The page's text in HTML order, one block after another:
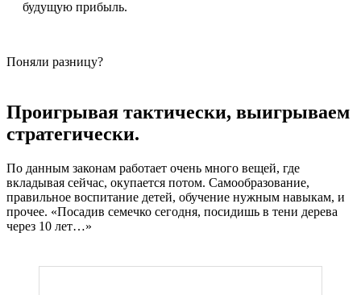
будущую прибыль.
Поняли разницу?
Проигрывая тактически, выигрываем
стратегически.
По данным законам работает очень много вещей, где
вкладывая сейчас, окупается потом. Самообразование,
правильное воспитание детей, обучение нужным навыкам, и
прочее. «Посадив семечко сегодня, посидишь в тени дерева
через 10 лет…»